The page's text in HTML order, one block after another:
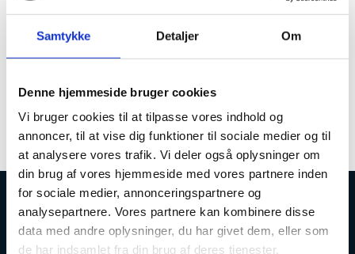
Samtykke Detaljer Om
Denne hjemmeside bruger cookies
Vi bruger cookies til at tilpasse vores indhold og
annoncer, til at vise dig funktioner til sociale medier og til
at analysere vores trafik. Vi deler også oplysninger om
din brug af vores hjemmeside med vores partnere inden
for sociale medier, annonceringspartnere og
analysepartnere. Vores partnere kan kombinere disse
data med andre oplysninger, du har givet dem, eller som
de har indsamlet fra din brug af deres tjenester.
præprod (PP).
esas prærod (PP) er lukket mandag den 30-05-2022
og mandag den 20-06-2022.
esas prod vil blive opdateret torsdag den 02-06-2022
Uddannelses- og Forskningsstyrelsen